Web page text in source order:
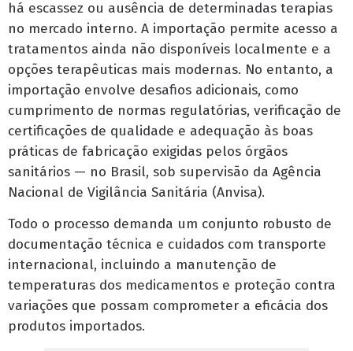
há escassez ou ausência de determinadas terapias
no mercado interno. A importação permite acesso a
tratamentos ainda não disponíveis localmente e a
opções terapêuticas mais modernas. No entanto, a
importação envolve desafios adicionais, como
cumprimento de normas regulatórias, verificação de
certificações de qualidade e adequação às boas
práticas de fabricação exigidas pelos órgãos
sanitários — no Brasil, sob supervisão da Agência
Nacional de Vigilância Sanitária (Anvisa).
Todo o processo demanda um conjunto robusto de
documentação técnica e cuidados com transporte
internacional, incluindo a manutenção de
temperaturas dos medicamentos e proteção contra
variações que possam comprometer a eficácia dos
produtos importados.